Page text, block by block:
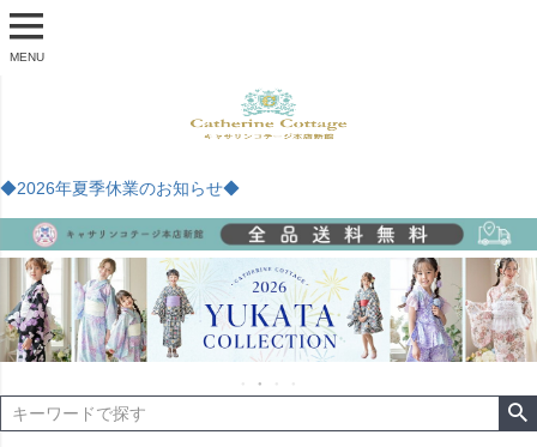
MENU
◆2026年夏季休業のお知らせ◆
新着順
登録順
価格が安い順
価格が高い順
優先度順
レビュー順
検索